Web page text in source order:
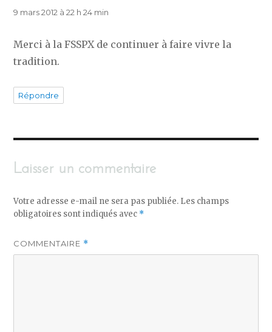
9 mars 2012 à 22 h 24 min
Merci à la FSSPX de continuer à faire vivre la
tradition.
Répondre
Laisser un commentaire
Votre adresse e-mail ne sera pas publiée. Les champs
obligatoires sont indiqués avec *
COMMENTAIRE *